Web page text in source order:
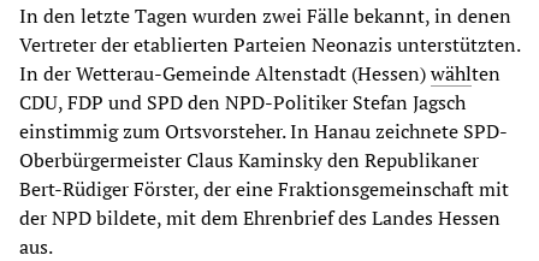
In den letzte Tagen wurden zwei Fälle bekannt, in denen
Vertreter der etablierten Parteien Neonazis unterstützten.
In der Wetterau-Gemeinde Altenstadt (Hessen)wählten
CDU, FDP und SPD den NPD-Politiker Stefan Jagsch
einstimmig zum Ortsvorsteher. In Hanau zeichnete SPD-
Oberbürgermeister Claus Kaminsky den Republikaner
Bert-Rüdiger Förster, der eine Fraktionsgemeinschaft mit
der NPD bildete, mit dem Ehrenbrief des Landes Hessen
aus.